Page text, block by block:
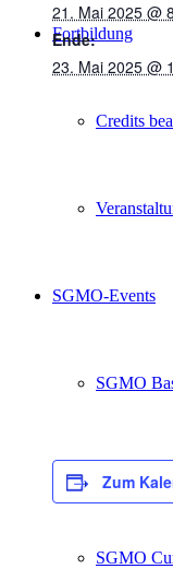
Fortbildung
Credits
SGMO-Events
SGMO
SGMO
21. Mai 2025 @
Ende:
23. Mai 2025 @
Zum